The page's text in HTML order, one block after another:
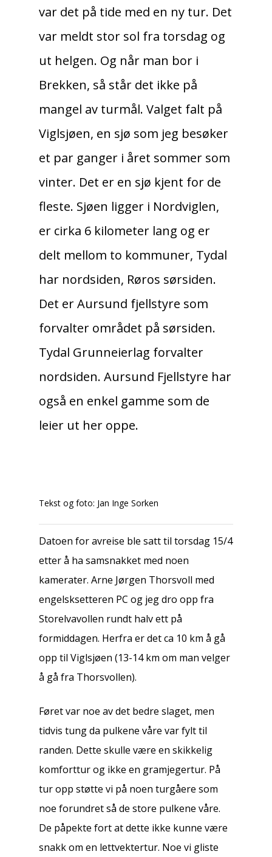
var det på tide med en ny tur. Det
var meldt stor sol fra torsdag og
ut helgen. Og når man bor i
Brekken, så står det ikke på
mangel av turmål. Valget falt på
Viglsjøen, en sjø som jeg besøker
et par ganger i året sommer som
vinter. Det er en sjø kjent for de
fleste. Sjøen ligger i Nordviglen,
er cirka 6 kilometer lang og er
delt mellom to kommuner, Tydal
har nordsiden, Røros sørsiden.
Det er Aursund fjellstyre som
forvalter området på sørsiden.
Tydal Grunneierlag forvalter
nordsiden. Aursund Fjellstyre har
også en enkel gamme som de
leier ut her oppe.
Tekst og foto: Jan Inge Sorken
Datoen for avreise ble satt til torsdag 15/4
etter å ha samsnakket med noen
kamerater. Arne Jørgen Thorsvoll med
engelsksetteren PC og jeg dro opp fra
Storelvavollen rundt halv ett på
formiddagen. Herfra er det ca 10 km å gå
opp til Viglsjøen (13-14 km om man velger
å gå fra Thorsvollen).
Føret var noe av det bedre slaget, men
tidvis tung da pulkene våre var fylt til
randen. Dette skulle være en skikkelig
komforttur og ikke en gramjegertur. På
tur opp støtte vi på noen turgåere som
noe forundret så de store pulkene våre.
De påpekte fort at dette ikke kunne være
snakk om en lettvektertur. Noe vi gliste